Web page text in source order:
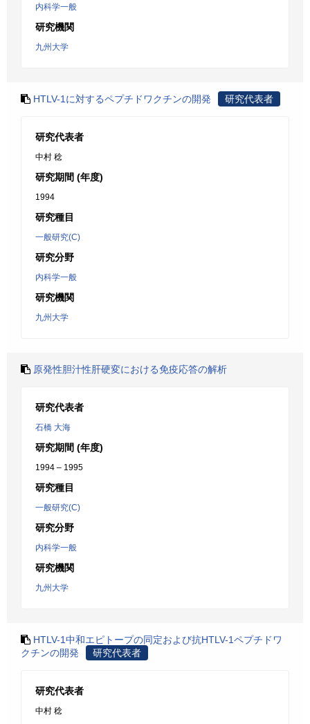
内科学一般
研究機関
九州大学
HTLV-1に対するペプチドワクチンの開発 研究代表者
研究代表者
中村 稔
研究期間 (年度)
1994
研究種目
一般研究(C)
研究分野
内科学一般
研究機関
九州大学
原発性胆汁性肝硬変における免疫応答の解析
研究代表者
石橋 大海
研究期間 (年度)
1994 – 1995
研究種目
一般研究(C)
研究分野
内科学一般
研究機関
九州大学
HTLV-1中和エピトープの同定および抗HTLV-1ペプチドワ
クチンの開発
研究代表者
研究代表者
中村 稔